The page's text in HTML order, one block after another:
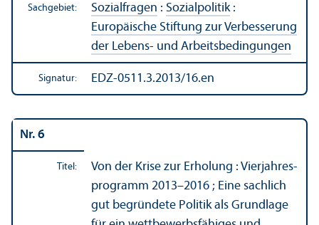
Sachgebiet: Sozialfragen : Sozialpolitik:
Europäische Stiftung zur Verbesserung
der Lebens- und Arbeits­bedingungen
Signatur: EDZ-0511.3.2013/16.en
Nr. 6
Titel:
Von der Krise zur Erholung : Vierjahres­
programm 2013–2016 ; Eine sachlich
gut begründete Politik als Grundlage